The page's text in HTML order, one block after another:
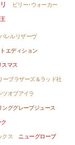
ビリー･ウォーカー
バレルリザーヴ
エディション
スマス
ーブラザーズ＆ラッド社
ツオブアイラ
ンググレープジュース
クス ニューグローブ